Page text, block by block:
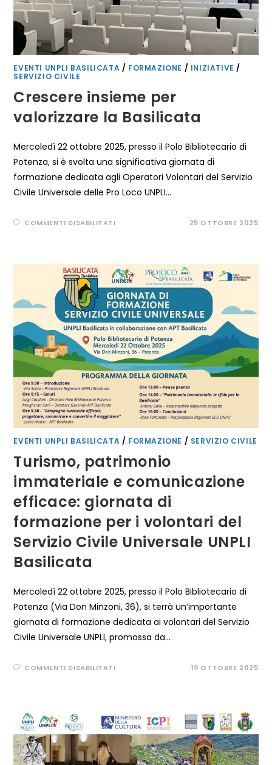
EVENTI UNPLI BASILICATA / FORMAZIONE / INIZIATIVE /
SERVIZIO CIVILE
Crescere insieme per
valorizzare la Basilicata
Mercoledì 22 ottobre 2025, presso il Polo Bibliotecario di
Potenza, si è svolta una significativa giornata di
formazione dedicata agli Operatori Volontari del Servizio
Civile Universale delle Pro Loco UNPLI…
COMMENTI DISABILITATISU
LA
BASILICATA
25 OTTOBRE 2025
EVENTI UNPLI BASILICATA / FORMAZIONE / SERVIZIO CIVILE
Turismo, patrimonio
immateriale e comunicazione
efficace: giornata di
formazione per i volontari del
Servizio Civile Universale UNPLI
Basilicata
Mercoledì 22 ottobre 2025, presso il Polo Bibliotecario di
Potenza (Via Don Minzoni, 36), si terrà un’importante
giornata di formazione dedicata ai volontari del Servizio
Civile Universale UNPLI, promossa da…
COMMENTI DISABILITATISU
EFFICACE:
GIORNATA
DI
FORMAZIONE
PER
VOLONTARI
19 OTTOBRE 2025